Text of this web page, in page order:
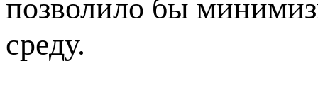
позволило бы
среду.